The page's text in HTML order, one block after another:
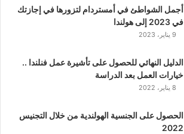
أجمل الشواطئ في أمستردام لتزورها في إجازتك
في 2023 إلى هولندا
9 يناير، 2023
الدليل النهائي للحصول على تأشيرة عمل فنلندا ..
خيارات العمل بعد الدراسة
8 يناير، 2022
الحصول على الجنسية الهولندية من خلال التجنيس
2022